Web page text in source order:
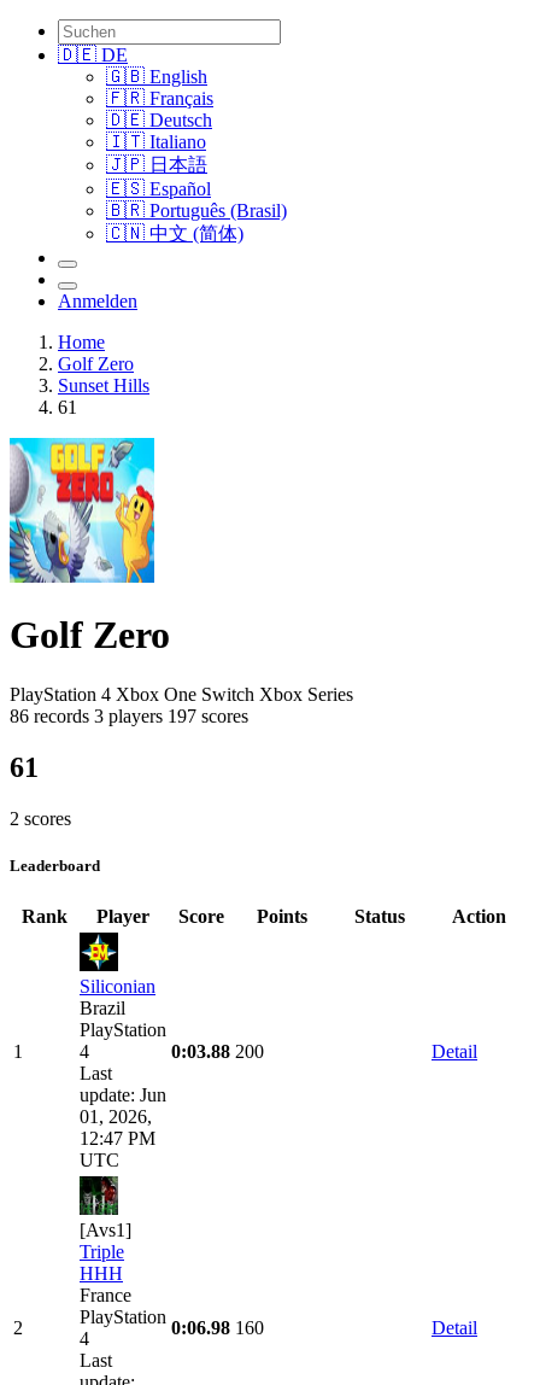
🇩🇪 DE
🇬🇧 English
🇫🇷 Français
🇩🇪 Deutsch
🇮🇹 Italiano
🇯🇵 日本語
🇪🇸 Español
🇧🇷 Português (Brasil)
🇨🇳 中文 (简体)
Anmelden
Home
Golf Zero
Sunset Hills
61
Golf Zero
PlayStation 4 Xbox One Switch Xbox Series
86 records 3 players 197 scores
61
2 scores
Leaderboard
Rank Player Score Points Status Action
1
Siliconian
Brazil
PlayStation
4
Last
update: Jun
01, 2026,
12:47 PM
UTC
0:03.88 200 Detail
2
[Avs1]
Triple
HHH
France
PlayStation
4
Last
0:06.98 160 Detail